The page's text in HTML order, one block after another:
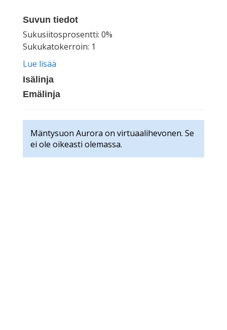
Suvun tiedot
Sukusiitosprosentti: 0%
Sukukatokerroin: 1
Lue lisää
Isälinja
Emälinja
Mäntysuon Aurora on virtuaalihevonen. Se
ei ole oikeasti olemassa.